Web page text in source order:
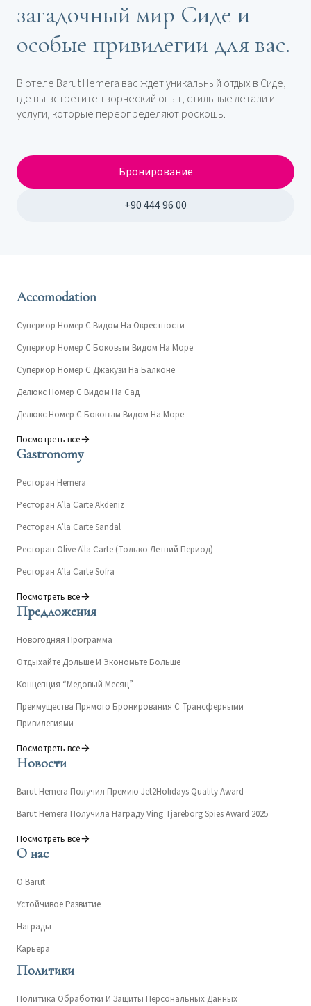
загадочный мир Сиде и
особые привилегии для вас.
В отеле Barut Hemera вас ждет уникальный отдых в Сиде,
где вы встретите творческий опыт, стильные детали и
услуги, которые переопределяют роскошь.
Бронирование
+90 444 96 00
Accomodation
Супериор Номер С Видом На Окрестности
Супериор Номер С Боковым Видом На Море
Супериор Номер С Джакузи На Балконе
Делюкс Номер С Видом На Сад
Делюкс Номер С Боковым Видом На Море
Посмотреть все
Gastronomy
Ресторан Hemera
Ресторан A’la Carte Akdeniz
Ресторан A’la Carte Sandal
Ресторан Olive A'la Carte (Только Летний Период)
Ресторан A’la Carte Sofra
Посмотреть все
Предложения
Новогодняя Программа
Отдыхайте Дольше И Экономьте Больше
Концепция “Медовый Месяц”
Преимущества Прямого Бронирования С Трансферными
Привилегиями
Посмотреть все
Новости
Barut Hemera Получил Премию Jet2Holidays Quality Award
Barut Hemera Получила Награду Ving Tjareborg Spies Award 2025
Посмотреть все
О нас
О Barut
Устойчивое Развитие
Награды
Карьера
Политики
Политика Обработки И Защиты Персональных Данных